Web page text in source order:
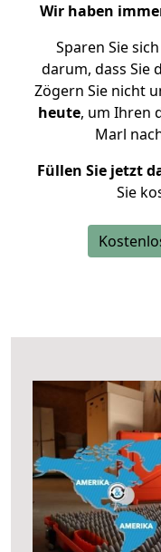
Wir haben
Sparen Sie
darum, dass Sie
Zögern Sie nicht
heute, um Ihren
Marl
Füllen Sie jetzt
Sie